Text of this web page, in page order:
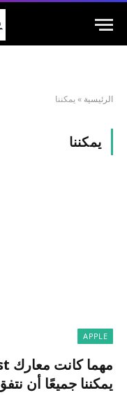
الرئيسية »يمكننا
يمكننا
APPLE
يمكننا جميعًا أن